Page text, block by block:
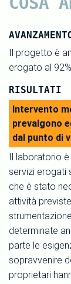
Il progetto è
erogato al
RISULTATI
Intervento
prevalgono
dal punto di
Il laboratorio è
servizi erogati
che è stato
attività
determinate
parte le
sopravvenire
proprietari